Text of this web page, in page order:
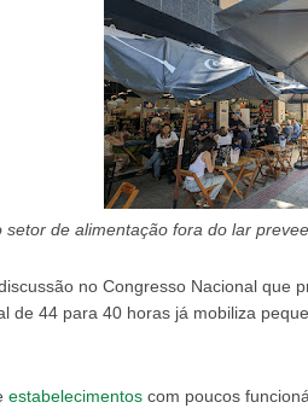
setor de alimentação fora do lar
no Congresso Nacional que
de 44 para 40 horas já mobiliza
estabelecimentoscom poucos